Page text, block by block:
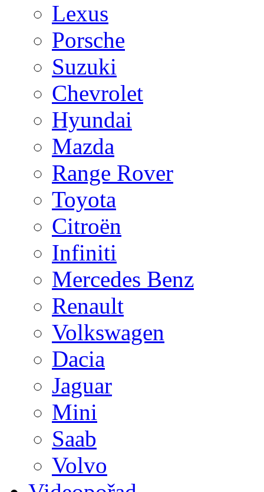
Lexus
Porsche
Suzuki
Chevrolet
Hyundai
Mazda
Range Rover
Toyota
Citroën
Infiniti
Mercedes Benz
Renault
Volkswagen
Dacia
Jaguar
Mini
Saab
Volvo